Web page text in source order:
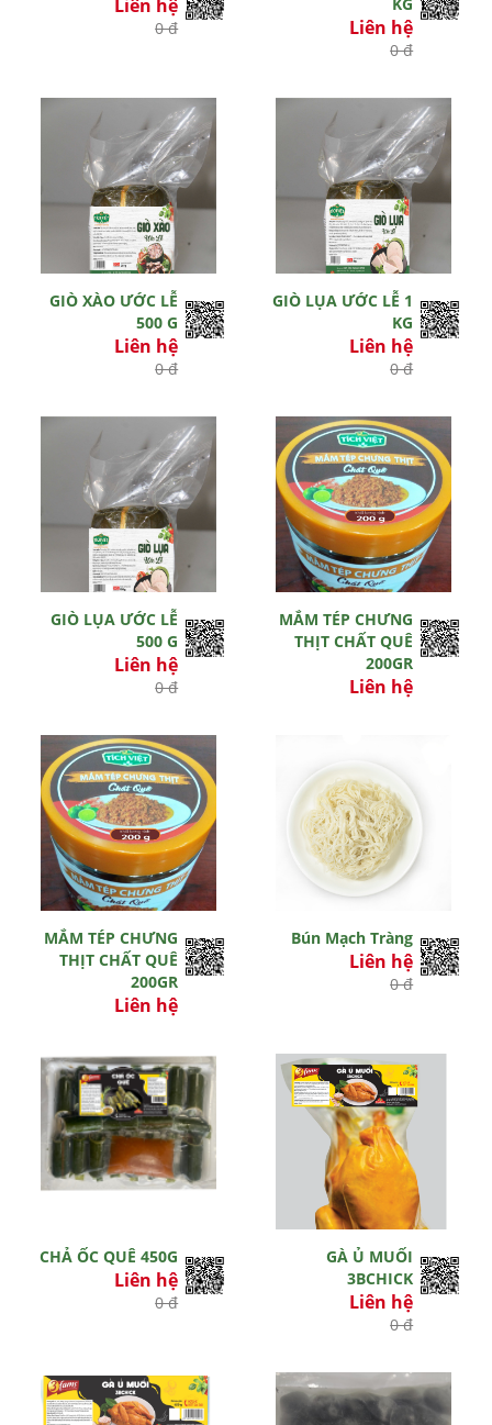
Liên hệ
0 đ Liên hệ
0 đ
GIÒ XÀO ƯỚC LỄ
500 G
Liên hệ
0 đ
GIÒ LỤA ƯỚC LỄ 1
KG
Liên hệ
0 đ
GIÒ LỤA ƯỚC LỄ
500 G
Liên hệ
0 đ
MẮM TÉP CHƯNG
THỊT CHẤT QUÊ
200GR
Liên hệ
MẮM TÉP CHƯNG
THỊT CHẤT QUÊ
200GR
Liên hệ
Bún Mạch Tràng
Liên hệ
0 đ
CHẢ ỐC QUÊ 450G
Liên hệ
0 đ
GÀ Ủ MUỐI
3BCHICK
Liên hệ
0 đ